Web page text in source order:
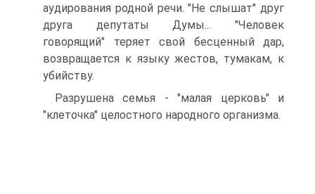
аудирования родной речи. "Не слышат" друг
друга депутаты Думы... "Человек
говорящий" теряет свой бесценный дар,
возвращается к языку жестов, тумакам, к
убийству.
Разрушена семья - "малая церковь" и
"клеточка" целостного народного организма.